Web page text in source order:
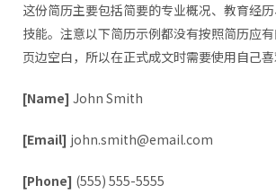
这份简历主要包括简要的专业概况、教育经
技能。注意以下简历示例都没有按照简历应
页边空白，所以在正式成文时需要使用自己喜
[Name] John Smith
[Email] john.smith@email.com
[Phone] (555) 555-5555